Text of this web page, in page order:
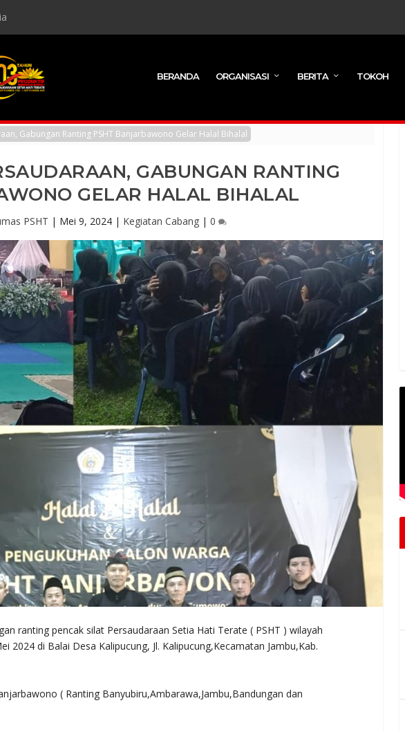
BERANDA ORGANISASI BERITA TOKOH
Gabungan Ranting PSHT Banjarbawono Gelar Halal Bihalal
GABUNGAN RANTING
GELAR HALAL BIHALAL
PSHT | Mei 9, 2024| Kegiatan Cabang| 0
ranting pencak silat Persaudaraan Setia Hati Terate ( PSHT ) wilayah
2024 di Balai Desa Kalipucung, Jl. Kalipucung,Kecamatan Jambu,Kab.
( Ranting Banyubiru,Ambarawa,Jambu,Bandungan dan